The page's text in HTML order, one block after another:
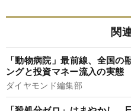
関
「動物病院」最前線、全国の
ングと投資マネー流入の実態
ダイヤモンド編集部